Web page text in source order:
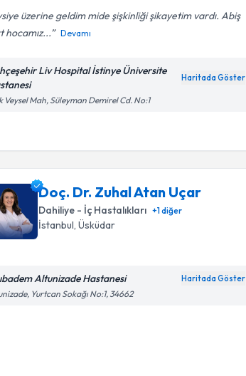
üzerine geldim mide şişkinliği şikayetim vardı. Abiş
hocamız...
Devamı
Liv Hospital İstinye Üniversite
Haritada Göster
Veysel Mah, Süleyman Demirel Cd. No:1
Doç. Dr. Zuhal Atan Uçar
Dahiliye - İç Hastalıkları +1diğer
İstanbul, Üsküdar
Altunizade Hastanesi Haritada Göster
Yurtcan Sokağı No:1, 34662